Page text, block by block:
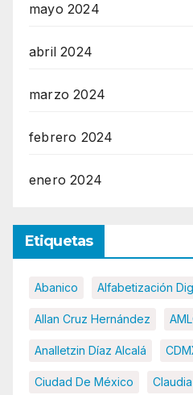
mayo 2024
abril 2024
marzo 2024
febrero 2024
enero 2024
Etiquetas
Abanico Alfabetización
Allan Cruz Hernández
Analletzin Díaz Alcalá
Ciudad De México